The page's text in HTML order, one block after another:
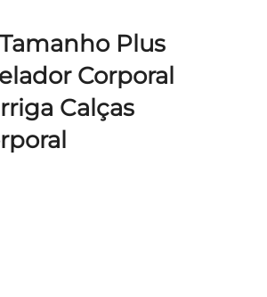
Plus
Corporal
Calças